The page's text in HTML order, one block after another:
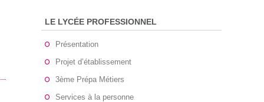
LE LYCÉE PROFESSIONNEL
Présentation
Projet d’établissement
3ème Prépa Métiers
Services à la personne